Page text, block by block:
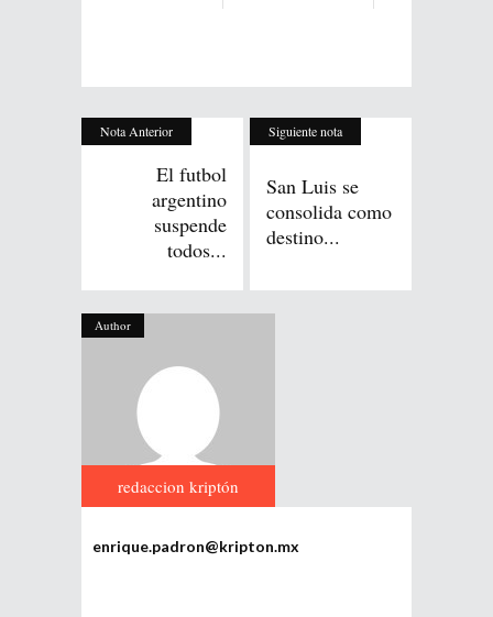
Nota Anterior
El futbol
argentino
suspende
todos...
Siguiente nota
San Luis se
consolida como
destino...
Author
redaccion kriptón
enrique.padron@kripton.mx